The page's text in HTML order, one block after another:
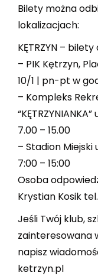
Bilety można
lokalizacjach:
KĘTRZYN –
– PIK Kętrzyn,
10/1 | pn-pt w
– Kompleks
7.00 – 15.00
– Stadion
7:00 – 15:00
Osoba
Krystian Kosik tel.
Jeśli Twój klub,
zainteresowana
napisz
ketrzyn.pl